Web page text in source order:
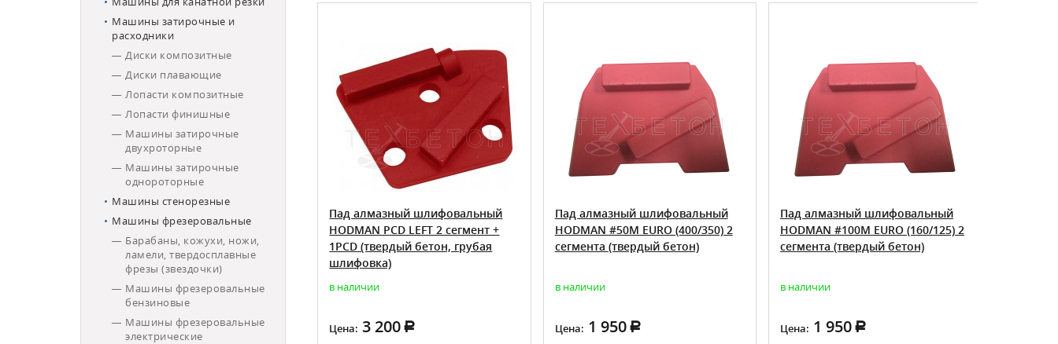
Машины затирочные и
расходники
Диски композитные
Диски плавающие
Лопасти композитные
Лопасти финишные
Машины затирочные
двухроторные
Машины затирочные
однороторные
Машины стенорезные
Машины фрезеровальные
Барабаны, кожухи, ножи,
ламели, твердосплавные
фрезы (звездочки)
Машины фрезеровальные
бензиновые
Машины фрезеровальные
электрические
HODMAN #30M EURO (800/630) 2
сегмента (твердый бетон)
в наличии
Цена: 1 950
Пад алмазный шлифовальный
HODMAN PCD LEFT 2 сегмент +
1PCD (твердый бетон, грубая
шлифовка)
в наличии
Цена: 3 200
Пад алмазный шлифовальный
HODMAN #50M EURO (400/350) 2
сегмента (твердый бетон)
в наличии
Цена: 1 950
Пад алмазный шлифовальный
HODMAN #100M EURO (160/125) 2
сегмента (твердый бетон)
в наличии
Цена: 1 950